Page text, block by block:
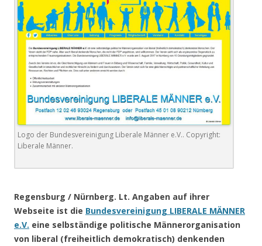
Logo der Bundesvereinigung Liberale Männer e.V.. Copyright:
Liberale Männer.
Regensburg / Nürnberg. Lt. Angaben auf ihrer
Webseite ist die Bundesvereinigung LIBERALE MÄNNER
e.V. eine selbständige politische Männerorganisation
von liberal (freiheitlich demokratisch) denkenden